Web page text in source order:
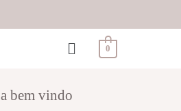
0
bem vindo